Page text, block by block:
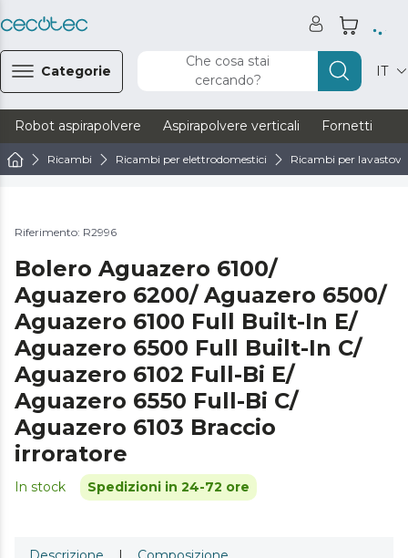
Categorie
Che cosa stai
cercando?
IT
Robot aspirapolvere Aspirapolvere verticali Fornetti
Ricambi Ricambi per elettrodomestici Ricambi per
Riferimento: R2996
Bolero Aguazero 6100/
Aguazero 6200/ Aguazero 6500/
Aguazero 6100 Full Built-In E/
Aguazero 6500 Full Built-In C/
Aguazero 6102 Full-Bi E/
Aguazero 6550 Full-Bi C/
Aguazero 6103 Braccio
irroratore
In stock Spedizioni in 24-72 ore